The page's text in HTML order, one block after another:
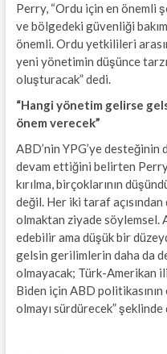
Perry, “Ordu için en önemli
ve bölgedeki güvenliği
önemli. Ordu yetkilileri
yeni yönetimin düşünce
oluşturacak” dedi.
“Hangi yönetim gelirse
önem verecek”
ABD’nin YPG’ye desteğinin
devam ettiğini belirten
kırılma, birçoklarının
değil. Her iki taraf
olmaktan ziyade söylemsel.
edebilir ama düşük bir
gelsin gerilimlerin daha da
olmayacak; Türk-Amerikan
Biden için ABD
olmayı sürdürecek”